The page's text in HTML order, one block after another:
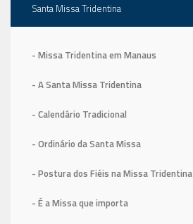
Santa Missa Tridentina
- Missa Tridentina em Manaus
- A Santa Missa Tridentina
- Calendário Tradicional
- Ordinário da Santa Missa
- Postura dos Fiéis na Missa Tridentina
- É a Missa que importa